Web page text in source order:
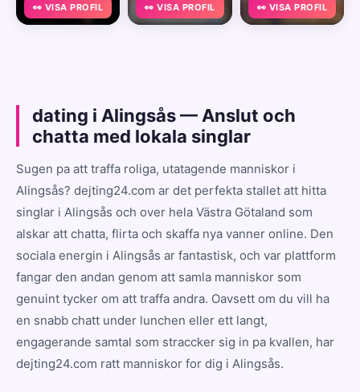
👀 VISA PROFIL 👀 VISA PROFIL 👀 VISA PROFIL
dating i Alingsås — Anslut och
chatta med lokala singlar
Sugen pa att traffa roliga, utatagende manniskor i
Alingsås? dejting24.com ar det perfekta stallet att hitta
singlar i Alingsås och over hela Västra Götaland som
alskar att chatta, flirta och skaffa nya vanner online. Den
sociala energin i Alingsås ar fantastisk, och var plattform
fangar den andan genom att samla manniskor som
genuint tycker om att traffa andra. Oavsett om du vill ha
en snabb chatt under lunchen eller ett langt,
engagerande samtal som straccker sig in pa kvallen, har
dejting24.com ratt manniskor for dig i Alingsås.